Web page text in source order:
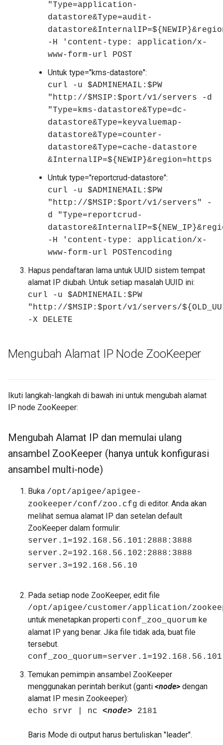
"Type=application-
datastore&Type=audit-
-H 'content-type: application/x-
www-form-url POST
Untuk type="kms-datastore":
curl -u $ADMINEMAIL:$PW
"http://$MSIP:$port/v1/servers -d
"Type=kms-datastore&Type=dc-
datastore&Type=keyvaluemap-
datastore&Type=counter-
datastore&Type=cache-datastore
&InternalIP=${NEWIP}&region=https
Untuk type="reportcrud-datastore":
curl -u $ADMINEMAIL:$PW
"http://$MSIP:$port/v1/servers" -
d "Type=reportcrud-
-H 'content-type: application/x-
www-form-url POSTencoding
Hapus pendaftaran lama untuk UUID sistem tempat
alamat IP diubah. Untuk setiap masalah UUID ini:
curl -u $ADMINEMAIL:$PW
"http://$MSIP:$port/v1/servers/
-X DELETE
Mengubah Alamat IP Node ZooKeeper
Ikuti langkah-langkah di bawah ini untuk mengubah alamat
IP node ZooKeeper:
Mengubah Alamat IP dan memulai ulang
ansambel ZooKeeper (hanya untuk konfigurasi
ansambel multi-node)
Buka /opt/apigee/apigee-
zookeeper/conf/zoo.cfg di editor. Anda akan
melihat semua alamat IP dan setelan default
ZooKeeper dalam formulir:
server.1=192.168.56.101:2888:3888
server.2=192.168.56.102:2888:3888
server.3=192.168.56.10
Pada setiap node ZooKeeper, edit file
/opt/apigee/customer/application/
untuk menetapkan properti conf_zoo_quorum ke
alamat IP yang benar. Jika file tidak ada, buat file
tersebut.
Temukan pemimpin ansambel ZooKeeper
menggunakan perintah berikut (ganti <node> dengan
alamat IP mesin Zookeeper):
echo srvr | nc <node> 2181
Baris Mode di output harus bertuliskan "leader".